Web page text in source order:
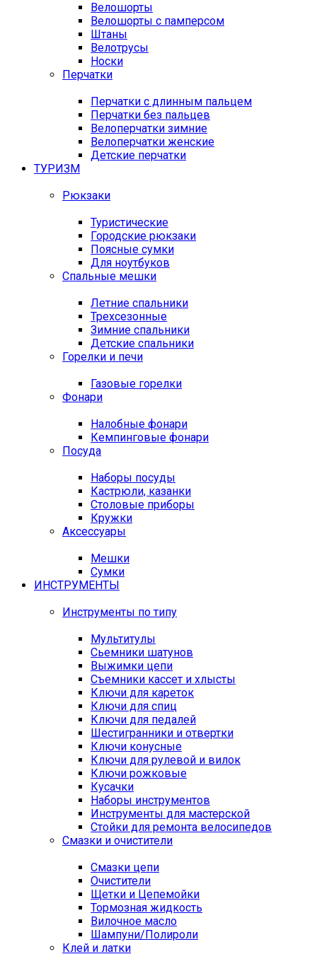
Велошорты
Велошорты с памперсом
Штаны
Велотрусы
Носки
Перчатки
Перчатки с длинным пальцем
Перчатки без пальцев
Велоперчатки зимние
Велоперчатки женские
Детские перчатки
ТУРИЗМ
Рюкзаки
Туристические
Городские рюкзаки
Поясные сумки
Для ноутбуков
Спальные мешки
Летние спальники
Трехсезонные
Зимние спальники
Детские спальники
Горелки и печи
Газовые горелки
Фонари
Налобные фонари
Кемпинговые фонари
Посуда
Наборы посуды
Кастрюли, казанки
Столовые приборы
Кружки
Аксессуары
Мешки
Сумки
ИНСТРУМЕНТЫ
Инструменты по типу
Мультитулы
Сьемники шатунов
Выжимки цепи
Съемники кассет и хлысты
Ключи для кареток
Ключи для спиц
Ключи для педалей
Шестигранники и отвертки
Ключи конусные
Ключи для рулевой и вилок
Ключи рожковые
Кусачки
Наборы инструментов
Инструменты для мастерской
Стойки для ремонта велосипедов
Смазки и очистители
Смазки цепи
Очистители
Щетки и Цепемойки
Тормозная жидкость
Вилочное масло
Шампуни/Полироли
Клей и латки